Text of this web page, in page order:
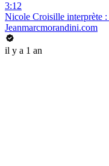
3:12
Nicole Croisille interprète
Jeanmarcmorandini.com
il y a 1 an